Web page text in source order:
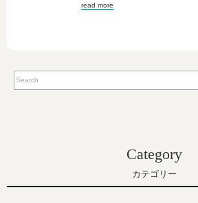
read more
Category
カテゴリー